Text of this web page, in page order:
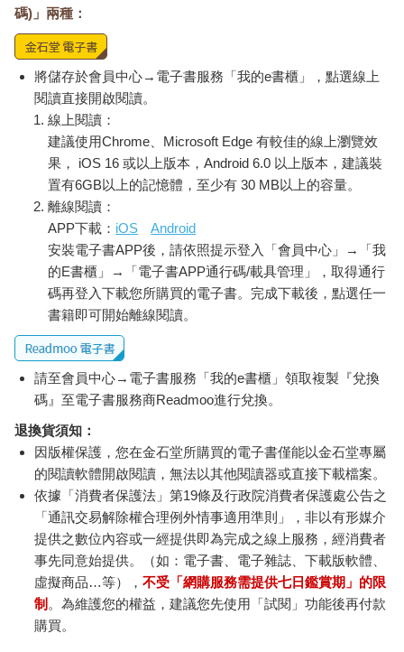
碼)」兩種：
將儲存於會員中心→電子書服務「我的e書櫃」，點選線上
閱讀直接開啟閱讀。
線上閱讀：
建議使用Chrome、Microsoft Edge 有較佳的線上瀏覽效
果， iOS 16 或以上版本，Android 6.0 以上版本，建議裝
置有6GB以上的記憶體，至少有 30 MB以上的容量。
離線閱讀：
APP下載： iOS
Android
安裝電子書APP後，請依照提示登入「會員中心」→「我
的E書櫃」→「電子書APP通行碼/載具管理」，取得通行
碼再登入下載您所購買的電子書。完成下載後，點選任一
書籍即可開始離線閱讀。
請至會員中心→電子書服務「我的e書櫃」領取複製『兌換
碼』至電子書服務商Readmoo進行兌換。
退換貨須知：
因版權保護，您在金石堂所購買的電子書僅能以金石堂專屬
的閱讀軟體開啟閱讀，無法以其他閱讀器或直接下載檔案。
依據「消費者保護法」第19條及行政院消費者保護處公告之
「通訊交易解除權合理例外情事適用準則」，非以有形媒介
提供之數位內容或一經提供即為完成之線上服務，經消費者
事先同意始提供。（如：電子書、電子雜誌、下載版軟體、
虛擬商品…等），不受「網購服務需提供七日鑑賞期」的限
制 。為維護您的權益，建議您先使用「試閱」功能後再付款
購買。